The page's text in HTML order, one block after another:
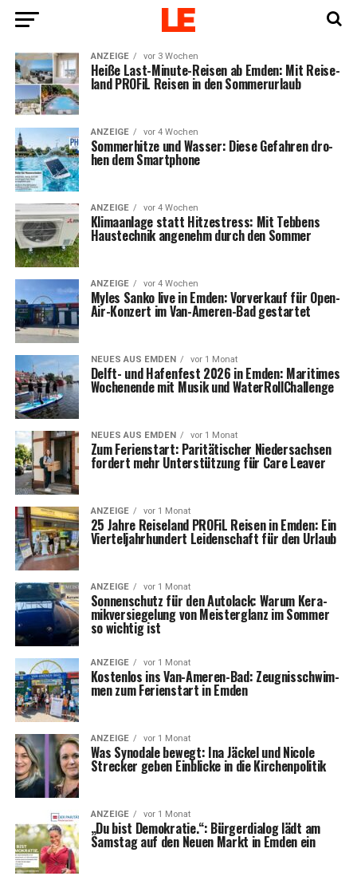
ANZEIGE vor 3 Wochen
Hei­ße Last-Minu­te-Rei­sen ab Emden: Mit Rei­se­
land PRO­FiL Rei­sen in den Sommerurlaub
ANZEIGE vor 4 Wochen
Som­mer­hit­ze und Was­ser: Die­se Gefah­ren dro­
hen dem Smartphone
ANZEIGE vor 4 Wochen
Kli­ma­an­la­ge statt Hit­zestress: Mit Teb­bens
Haus­tech­nik ange­nehm durch den Sommer
ANZEIGE vor 4 Wochen
Myl­es San­ko live in Emden: Vor­ver­kauf für Open-
Air-Kon­zert im Van-Ame­ren-Bad gestartet
NEUES AUS EMDEN vor 1 Monat
Delft- und Hafen­fest 2026 in Emden: Mari­ti­mes
Wochen­en­de mit Musik und WaterRollChallenge
NEUES AUS EMDEN vor 1 Monat
Zum Feri­en­start: Pari­tä­ti­scher Nie­der­sach­sen
for­dert mehr Unter­stüt­zung für Care Leaver
ANZEIGE vor 1 Monat
25 Jah­re Rei­se­land PRO­FiL Rei­sen in Emden: Ein
Vier­tel­jahr­hun­dert Lei­den­schaft für den Urlaub
ANZEIGE vor 1 Monat
Son­nen­schutz für den Auto­lack: War­um Kera­
mik­ver­sie­ge­lung von Meis­ter­glanz im Som­mer
so wich­tig ist
ANZEIGE vor 1 Monat
Kos­ten­los ins Van-Ame­ren-Bad: Zeug­nis­schwim­
men zum Feri­en­start in Emden
ANZEIGE vor 1 Monat
Was Syn­oda­le bewegt: Ina Jäckel und Nico­le
Stre­cker geben Ein­bli­cke in die Kirchenpolitik
ANZEIGE vor 1 Monat
„Du bist Demo­kra­tie.“: Bür­ger­dia­log lädt am
Sams­tag auf den Neu­en Markt in Emden ein